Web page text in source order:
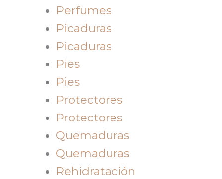
Perfumes
Picaduras
Picaduras
Pies
Pies
Protectores
Protectores
Quemaduras
Quemaduras
Rehidratación